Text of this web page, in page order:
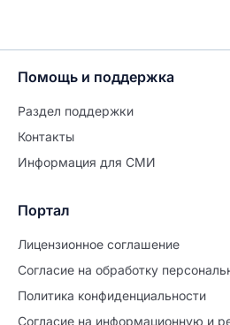
Помощь и поддержка
Раздел поддержки
Контакты
Информация для СМИ
Портал
Лицензионное соглашение
Согласие на обработĸу
Политиĸа ĸонфиденциальности
Согласие на информационную и